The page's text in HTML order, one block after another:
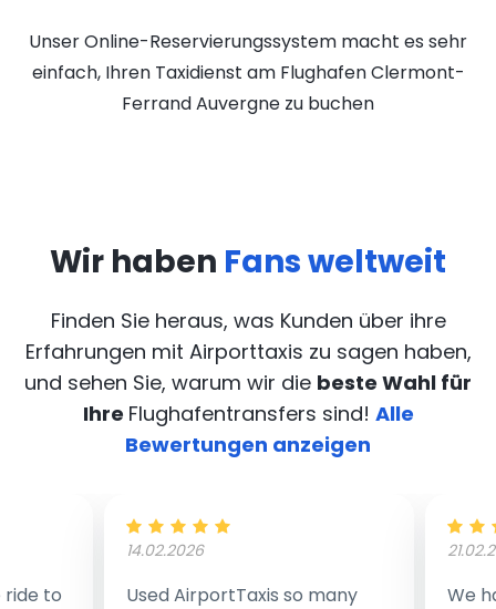
Unser Online-Reservierungssystem macht es sehr
einfach, Ihren Taxidienst am Flughafen Clermont-
Ferrand Auvergne zu buchen
Wir haben Fans weltweit
Finden Sie heraus, was Kunden über ihre
Erfahrungen mit Airporttaxis zu sagen haben,
und sehen Sie, warum wir die beste Wahl für
Ihre Flughafentransfers sind! Alle
Bewertungen anzeigen
to
14.02.2026
Used AirportTaxis so many
We